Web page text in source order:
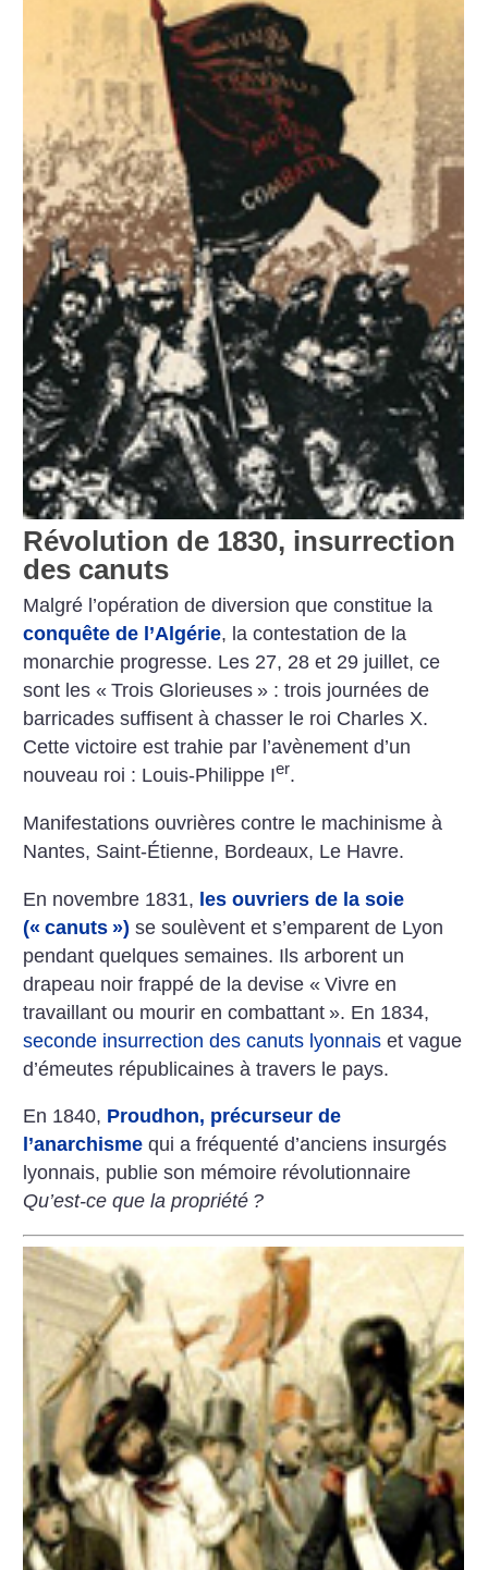
Révolution de 1830, insurrection
des canuts
Malgré l’opération de diversion que constitue la
conquête de l’Algérie, la contestation de la
monarchie progresse. Les 27, 28 et 29 juillet, ce
sont les « Trois Glorieuses » : trois journées de
barricades suffisent à chasser le roi Charles X.
Cette victoire est trahie par l’avènement d’un
nouveau roi : Louis-Philippe Ier.
Manifestations ouvrières contre le machinisme à
Nantes, Saint-Étienne, Bordeaux, Le Havre.
En novembre 1831, les ouvriers de la soie
(« canuts ») se soulèvent et s’emparent de Lyon
pendant quelques semaines. Ils arborent un
drapeau noir frappé de la devise « Vivre en
travaillant ou mourir en combattant ». En 1834,
seconde insurrection des canuts lyonnais et vague
d’émeutes républicaines à travers le pays.
En 1840, Proudhon, précurseur de
l’anarchisme qui a fréquenté d’anciens insurgés
lyonnais, publie son mémoire révolutionnaire
Qu’est-ce que la propriété ?